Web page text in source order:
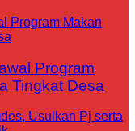
Program
Tingkat Desa